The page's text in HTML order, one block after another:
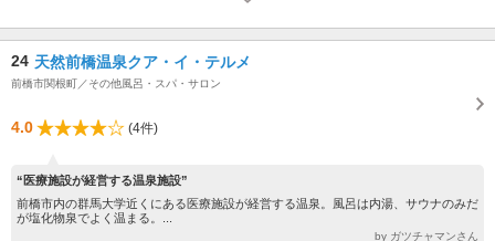
24 天然前橋温泉クア・イ・テルメ
前橋市関根町／その他風呂・スパ・サロン
4.0 (4件)
“医療施設が経営する温泉施設”
前橋市内の群馬大学近くにある医療施設が経営する温泉。風呂は内湯、サウナのみだ
が塩化物泉でよく温まる。...
by ガツチャマンさん